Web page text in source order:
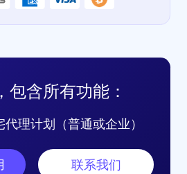
包含所有功能：
理计划（普通或企业）
联系我们